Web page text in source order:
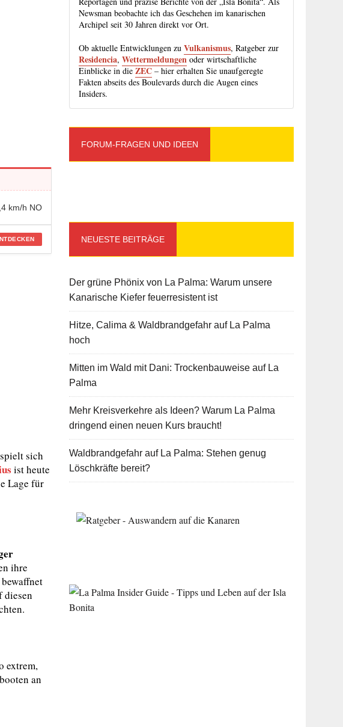
km/h NO
sich
ist heute
Lage für
ihre
diesen
extrem,
an
Newsman beobachte ich das Geschehen im kanarischen
Archipel seit 30 Jahren direkt vor Ort.
Ob aktuelle Entwicklungen zuVulkanismus, Ratgeber zur
Residencia,Wettermeldungen oder wirtschaftliche
Einblicke in dieZEC – hier erhalten Sie unaufgeregte
Fakten abseits des Boulevards durch die Augen eines
Insiders.
FORUM-FRAGEN UND IDEEN
NEUESTE BEITRÄGE
Der grüne Phönix von La Palma: Warum unsere
Kanarische Kiefer feuerresistent ist
Hitze, Calima & Waldbrandgefahr auf La Palma
hoch
Mitten im Wald mit Dani: Trockenbauweise auf La
Palma
Mehr Kreisverkehre als Ideen? Warum La Palma
dringend einen neuen Kurs braucht!
Waldbrandgefahr auf La Palma: Stehen genug
Löschkräfte bereit?